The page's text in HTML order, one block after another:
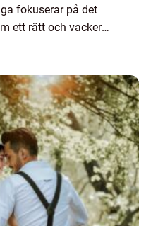
fokuserar på det
ett rätt och vackert